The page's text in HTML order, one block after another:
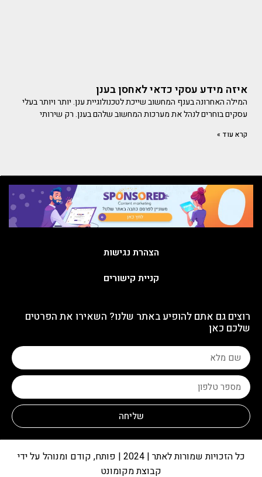
איזה מידע עסקי כדאי לאחסן בענן
המילה האחרונה בענף המחשוב שייכת לטכנולוגיית ענן. יותר ויותר בעלי
עסקים בוחרים לנהל את מערכות המחשוב שלהם בענן. רק שירותי
קרא עוד »
הצהרת נגישות
קניית קישורים
רוצים גם אתם להופיע באתר שלנו? השאירו את הפרטים
שלכם כאן
שליחה
כל הזכויות שמורות לאתר | 2024 | פותח, קודם ומנוהל על ידי
קבוצת מקומונט